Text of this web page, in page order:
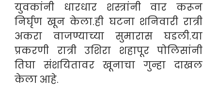
युवकांनी धारधार शस्त्रांनी वार करून
निर्घृण खून केला.ही घटना शनिवारी रात्री
अकरा वाजण्याच्या सुमारास घडली.या
प्रकरणी रात्री उशिरा शहापूर पोलिसांनी
तिघा संशयितावर खूनाचा गुन्हा दाखल
केला आहे.